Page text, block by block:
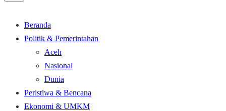
Beranda
Politik & Pemerintahan
Aceh
Nasional
Dunia
Peristiwa & Bencana
Ekonomi & UMKM